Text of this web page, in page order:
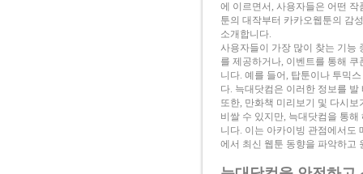
에 이르면서, 사용자들은 어떤
툰의 대작부터 카카오웹툰의 감
소개합니다.
사용자들이 가장 많이 찾는 기능
를 제공하거나, 이벤트를 통해
니다. 예를 들어, 탑툰이나 투믹
다. 늑대닷컴은 이러한 정보를
또한, 만화책 미리보기 및 다시
비쌀 수 있지만, 늑대닷컴을 통
니다. 이는 아카이빙 관점에서도
에서 최신 웹툰 동향을 파악하고